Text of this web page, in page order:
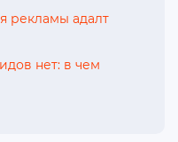
рекламы адалт
нет: в чем